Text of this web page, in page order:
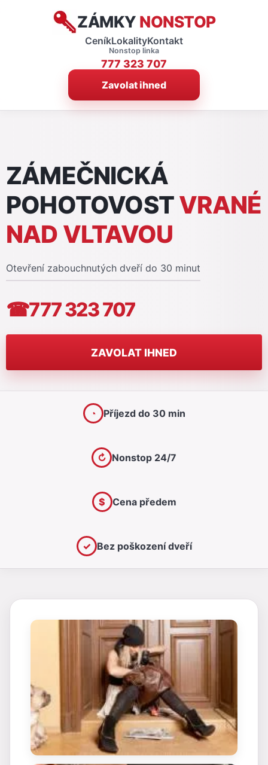
ZÁMKY NONSTOP
CeníkLokalityKontakt
Nonstop linka
777 323 707
Zavolat ihned
ZÁMEČNICKÁ
POHOTOVOSTVRANÉ
NAD VLTAVOU
Otevření zabouchnutých dveří do 30 minut
☎777 323 707
ZAVOLAT IHNED
◔ Příjezd do 30 min
↻ Nonstop 24/7
$ Cena předem
✓ Bez poškození dveří